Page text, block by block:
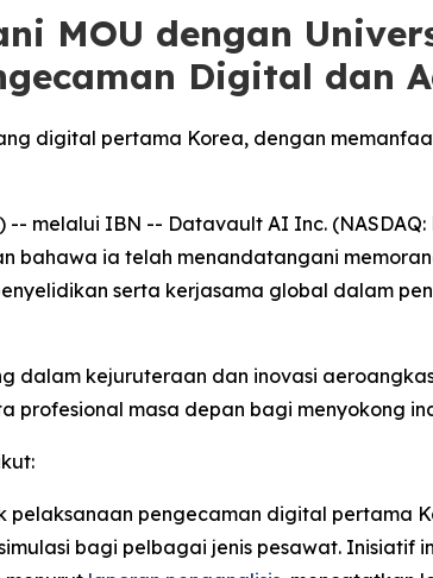
MOU dengan
Digital dan
digital pertama Korea, dengan
-- melalui IBN -- Datavault AI Inc.
bahawa ia telah menandatangani
serta kerjasama global dalam
dalam kejuruteraan dan inovasi
profesional masa depan bagi menyokong
pengecaman digital pertama
bagi pelbagai jenis pesawat. Inisiatif